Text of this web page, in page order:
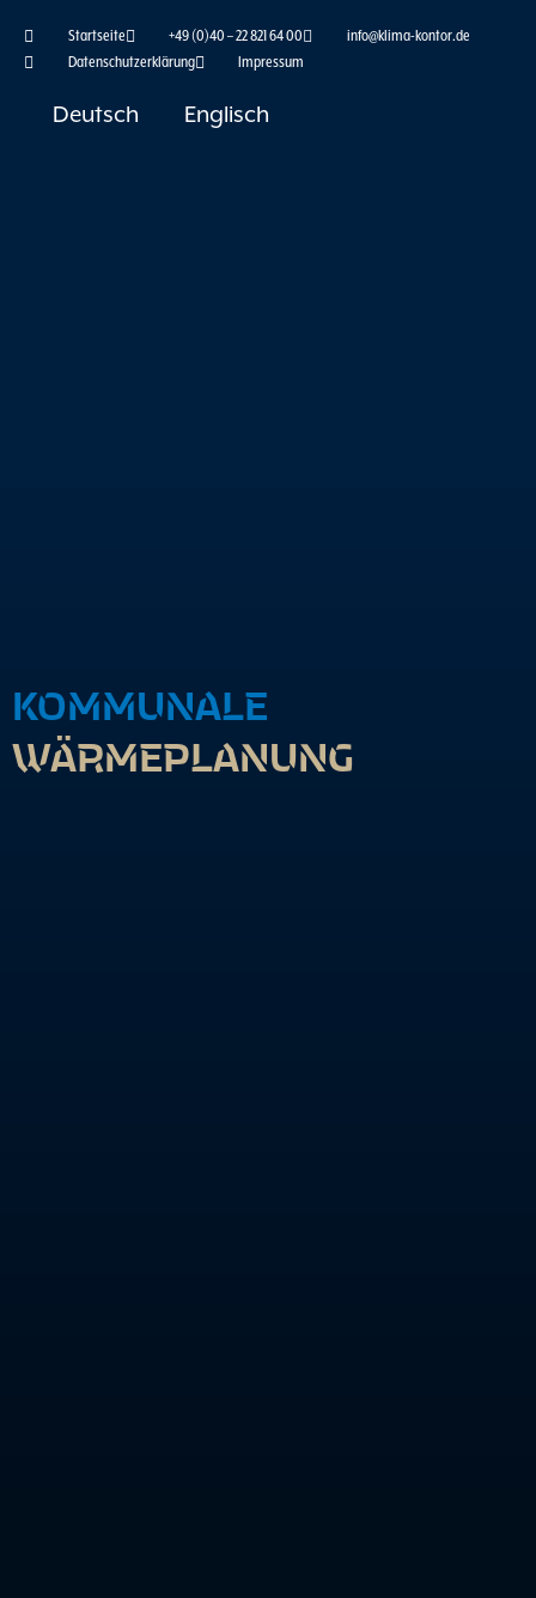
Inhalt
Startseite +49 (0)40 – 22 821 64 00
info@klima-kontor.de
Datenschutzerklärung
Impressum
Deutsch Englisch
KOMMUNALE
WÄRMEPLANUNG